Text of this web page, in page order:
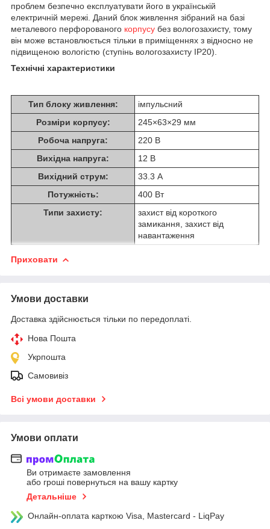
проблем безпечно експлуатувати його в українській
електричній мережі. Даний блок живлення зібраний на базі
металевого перфорованого корпусу без вологозахисту, тому
він може встановлюється тільки в приміщеннях з відносно не
підвищеною вологістю (ступінь вологозахисту IP20).
Технічні характеристики
Тип блоку живлення:
імпульсний
Розміри корпусу:
245×63×29 мм
Робоча напруга:
220 В
Вихідна напруга:
12 В
Вихідний струм:
33.3 А
Потужність:
400 Вт
Типи захисту:
захист від короткого
замикання, захист від
навантаження
Приховати
Умови доставки
Доставка здійснюється тільки по передоплаті.
Нова Пошта
Укрпошта
Самовивіз
Всі умови доставки
Умови оплати
Ви отримаєте замовлення
або гроші повернуться на вашу картку
Детальніше
Онлайн-оплата карткою Visa, Mastercard - LiqPay